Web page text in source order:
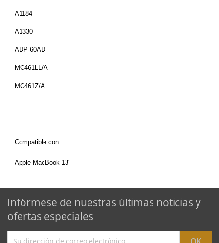
A1184
A1330
ADP-60AD
MC461LL/A
MC461Z/A
Compatible con:
Apple MacBook 13'
Infórmese de nuestras últimas noticias y
ofertas especiales